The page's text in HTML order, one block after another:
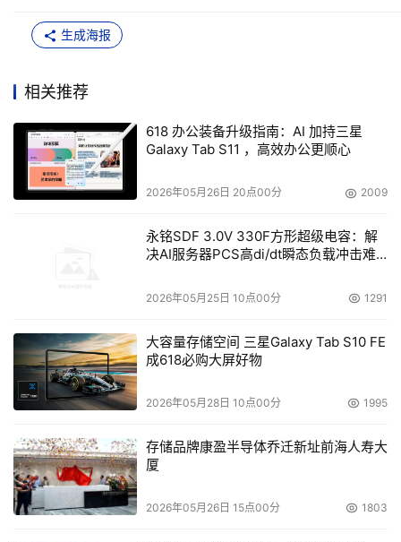
海力士半导体，2012年再次更名为SK海力士。它是仅次于
HBM技术，SK海力士迎来了快速发展。
2020年，SK海力士收购英特尔闪存业务之后成立的
Solidigm公司。成立初期，Solidigm业务横跨消费级和企
业级SSD市场。而现在，Solidigm将消费级业务逐步转移到
了SK海力士，自己则专注于企业级SSD市场。
Solidigm延续了英特尔闪存业务的产品和市场策略，在市场
Solidigm不仅率先在市场上推出了61.44TB的企业级SSD，
又率先在市场上推出了122TB的企业级SSD，带动大容量
SSD市场的发展。
Solidigm的企业级SSD产品类别非常全面，既有基于SLC的
D7-P5810，也有基于TLC的D7-PS1030和PS1010两个
生成海报
相关推荐
618 办公装备升级指南：AI 加持三星
Galaxy Tab S11 ，高效办公更顺心
2026年05月26日 20点00分 2009
永铭SDF 3.0V 330F方形超级电容：解
决AI服务器PCS高di/dt瞬态负载冲击难
2026年05月25日 10点00分 1291
大容量存储空间 三星Galaxy Tab S10 FE
成618必购大屏好物
2026年05月28日 10点00分 1995
存储品牌康盈半导体乔迁新址前海人寿大
厦
2026年05月26日 15点00分 1803